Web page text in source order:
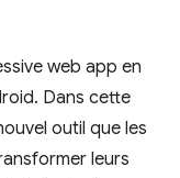
web app en
Dans cette
outil que les
leurs